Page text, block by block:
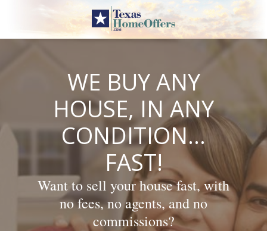
content
WE BUY ANY
HOUSE, IN ANY
CONDITION…
FAST!
Want to sell your house fast, with
no fees, no agents, and no
commissions?